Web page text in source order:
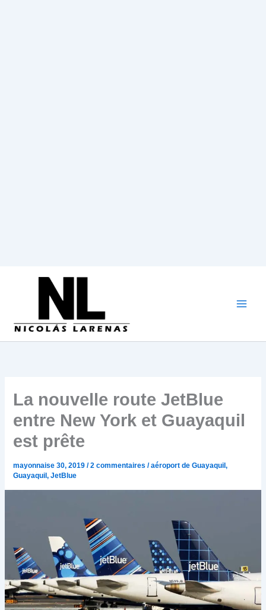
La nouvelle route JetBlue
entre New York et Guayaquil
est prête
mayonnaise 30, 2019/2 commentaires /aéroport de Guayaquil,
Guayaquil,JetBlue